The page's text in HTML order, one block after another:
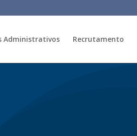
Administrativos Recrutamento